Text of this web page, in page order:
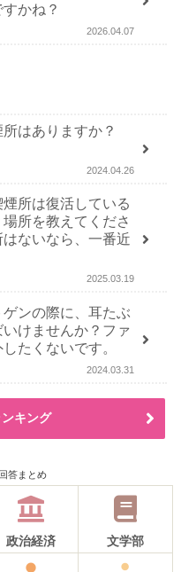
かね？
2026.04.07
はありますか？
2024.04.26
煙所は復活している
所を教えてくださ
ないなら、一番近
2025.03.19
ゲンの際に、耳たぶ
けませんか？ファ
たくないです。
2024.03.31
キング
答まとめ
政治経済 文学部